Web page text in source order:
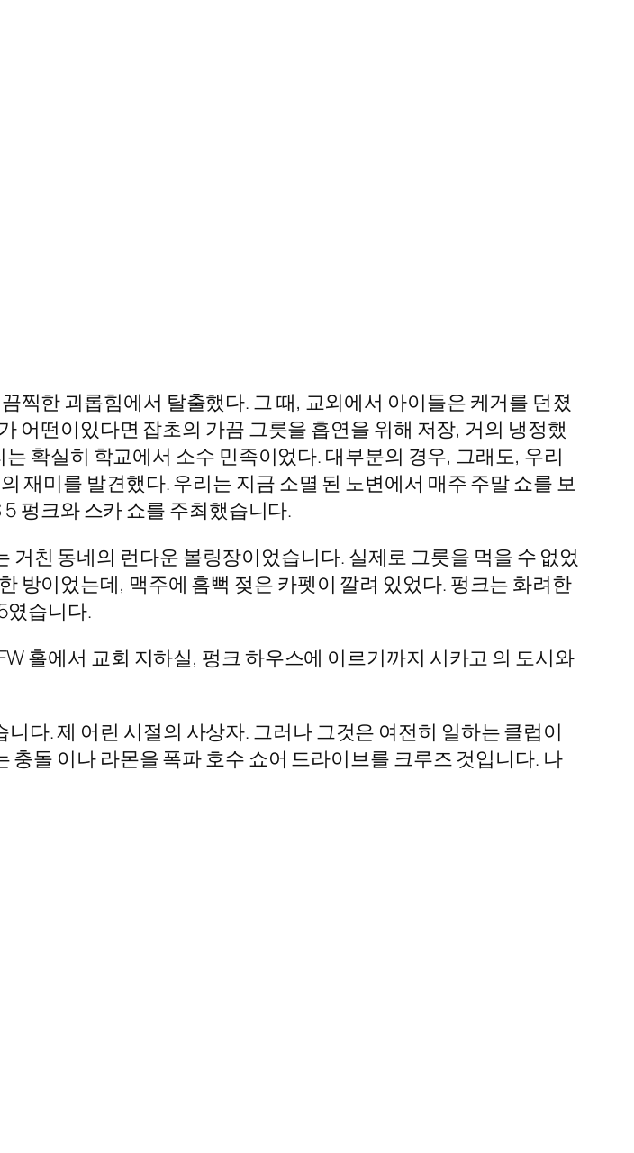
찍한 괴롭힘에서 탈출했다. 그 때, 교외에서 아이들은 케거를 던졌
어떤이있다면 잡초의 가끔 그릇을 흡연을 위해 저장, 거의 냉정했
확실히 학교에서 소수 민족이었다. 대부분의 경우, 그래도, 우리
재미를 발견했다. 우리는 지금 소멸 된 노변에서 매주 주말 쇼를 보
펑크와 스카 쇼를 주최했습니다.
친 동네의 런다운 볼링장이었습니다. 실제로 그릇을 먹을 수 없었
방이었는데, 맥주에 흠뻑 젖은 카펫이 깔려 있었다. 펑크는 화려한
였습니다.
홀에서 교회 지하실, 펑크 하우스에 이르기까지 시카고 의 도시와
다. 제 어린 시절의 사상자. 그러나 그것은 여전히 일하는 클럽이
돌 이나 라몬을 폭파 호수 쇼어 드라이브를 크루즈 것입니다. 나